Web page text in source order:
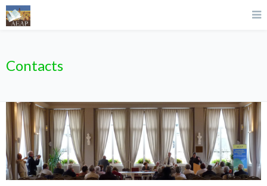
Contacts